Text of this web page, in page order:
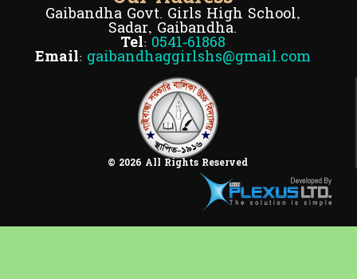
© 2026 All Rights Reserved
Gaibandha Govt. Girls High School,
Sadar, Gaibandha.
Tel: 0541-61868
Email: gaibandhaggirlshs@gmail.com